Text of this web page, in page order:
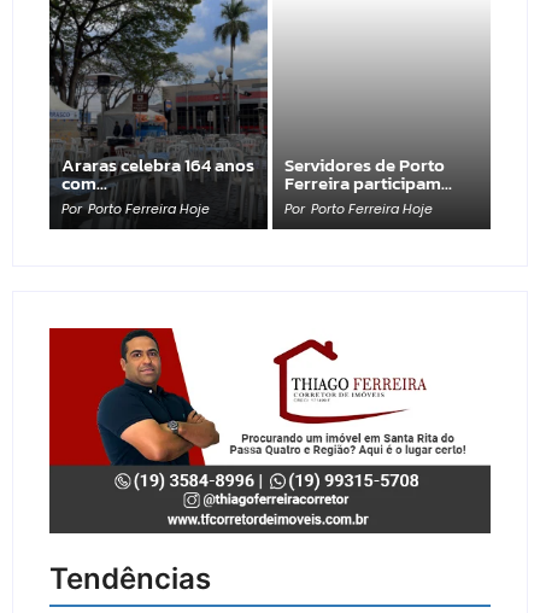
Araras celebra 164 anos
com…
Por Porto Ferreira Hoje
Servidores de Porto
Ferreira participam…
Por Porto Ferreira Hoje
Tendências